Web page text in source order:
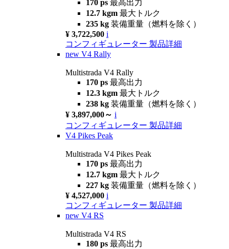
170 ps 最高出力
12.7 kgm 最大トルク
235 kg 装備重量（燃料を除く）
¥ 3,722,500 i
コンフィギュレーター 製品詳細
new V4 Rally
Multistrada V4 Rally
170 ps 最高出力
12.3 kgm 最大トルク
238 kg 装備重量（燃料を除く）
¥ 3,897,000～ i
コンフィギュレーター 製品詳細
V4 Pikes Peak
Multistrada V4 Pikes Peak
170 ps 最高出力
12.7 kgm 最大トルク
227 kg 装備重量（燃料を除く）
¥ 4,527,000 i
コンフィギュレーター 製品詳細
new V4 RS
Multistrada V4 RS
180 ps 最高出力